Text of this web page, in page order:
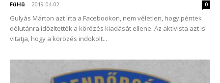
FüHü - 2019-04-02 0
Gulyás Márton azt írta a Facebookon, nem véletlen, hogy péntek
délutánra időzítették a körözés kiadását ellene. Az aktivista azt is
vitatja, hogy a körözés indokolt...